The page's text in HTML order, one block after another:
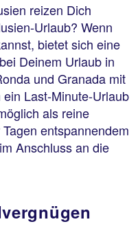
reizen Dich
Urlaub? Wenn
bietet sich eine
Deinem Urlaub in
und Granada mit
Last-Minute-Urlaub
als reine
entspannendem
Anschluss an die